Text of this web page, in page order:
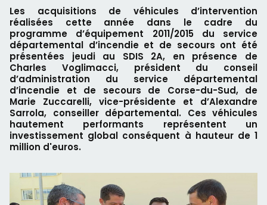
Les acquisitions de véhicules d’intervention
réalisées cette année dans le cadre du
programme d’équipement 2011/2015 du service
départemental d’incendie et de secours ont été
présentées jeudi au SDIS 2A, en présence de
Charles Voglimacci, président du conseil
d’administration du service départemental
d’incendie et de secours de Corse-du-Sud, de
Marie Zuccarelli, vice-présidente et d’Alexandre
Sarrola, conseiller départemental. Ces véhicules
hautement performants représentent un
investissement global conséquent à hauteur de 1
million d'euros.